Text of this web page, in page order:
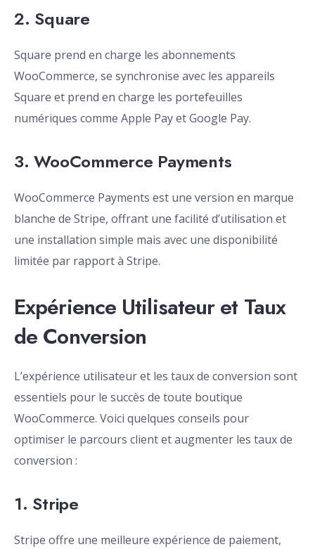
2. Square
Square prend en charge les abonnements
WooCommerce, se synchronise avec les appareils
Square et prend en charge les portefeuilles
numériques comme Apple Pay et Google Pay.
3. WooCommerce Payments
WooCommerce Payments est une version en marque
blanche de Stripe, offrant une facilité d’utilisation et
une installation simple mais avec une disponibilité
limitée par rapport à Stripe.
Expérience Utilisateur et Taux
de Conversion
L’expérience utilisateur et les taux de conversion sont
essentiels pour le succès de toute boutique
WooCommerce. Voici quelques conseils pour
optimiser le parcours client et augmenter les taux de
conversion :
1. Stripe
Stripe offre une meilleure expérience de paiement,